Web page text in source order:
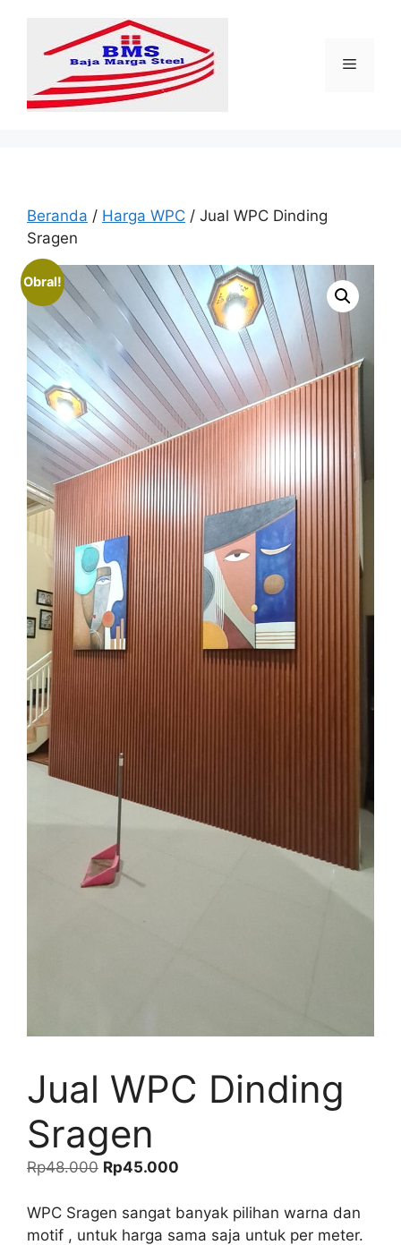
Menu
Beranda / Harga WPC / Jual WPC Dinding
Sragen
Obral!
Jual WPC Dinding
Sragen
Rp48.000 Harga
adalah:
Rp48.000.
Rp45.000
ini
adalah:
WPC Sragen sangat banyak pilihan warna dan
motif , untuk harga sama saja untuk per meter.